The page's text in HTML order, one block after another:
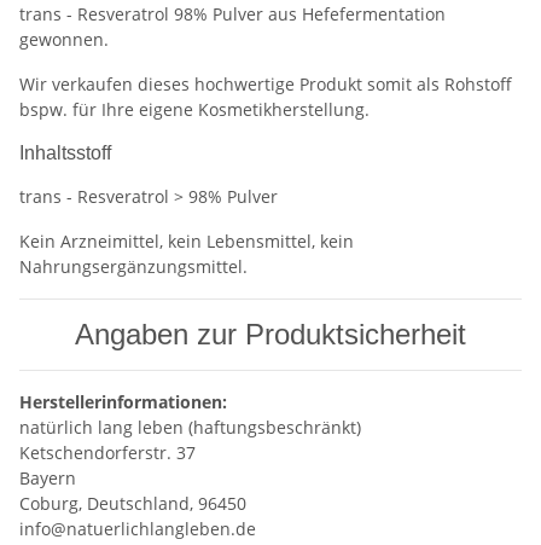
trans - Resveratrol 98% Pulver aus Hefefermentation
gewonnen.
Wir verkaufen dieses hochwertige Produkt somit als Rohstoff
bspw. für Ihre eigene Kosmetikherstellung.
Inhaltsstoff
trans - Resveratrol > 98% Pulver
Kein Arzneimittel, kein Lebensmittel, kein
Nahrungsergänzungsmittel.
Angaben zur Produktsicherheit
Herstellerinformationen:
natürlich lang leben (haftungsbeschränkt)
Ketschendorferstr. 37
Bayern
Coburg, Deutschland, 96450
info@natuerlichlangleben.de